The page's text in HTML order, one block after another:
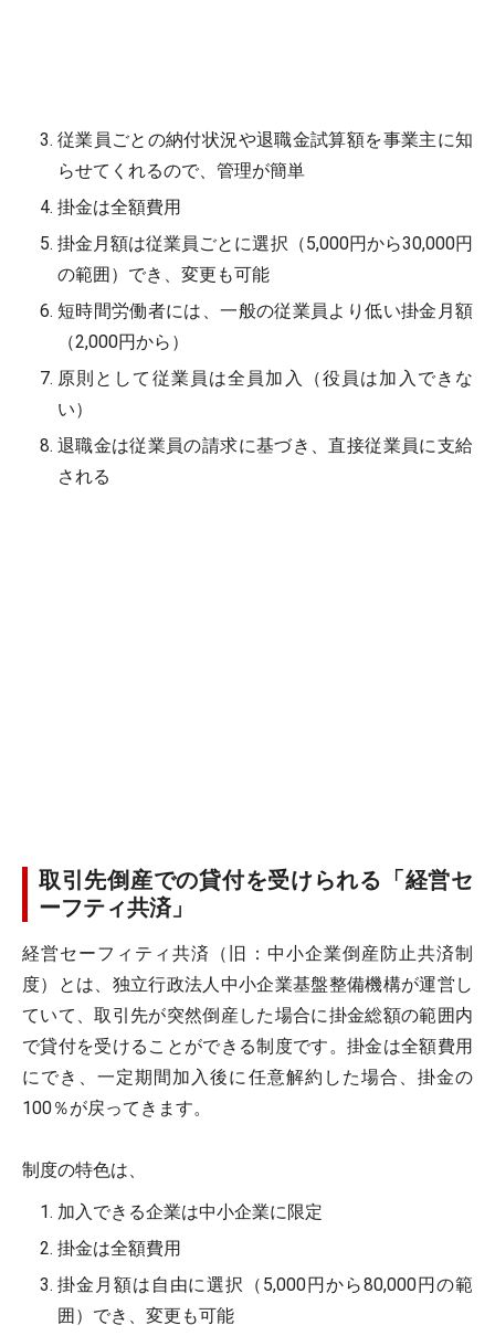
従業員ごとの納付状況や退職金試算額を事業主に知
らせてくれるので、管理が簡単
掛金は全額費用
掛金月額は従業員ごとに選択（5,000円から30,000円
の範囲）でき、変更も可能
短時間労働者には、一般の従業員より低い掛金月額
（2,000円から）
原則として従業員は全員加入（役員は加入できな
い）
退職金は従業員の請求に基づき、直接従業員に支給
される
取引先倒産での貸付を受けられる「経営セ
ーフティ共済」
経営セーフィティ共済（旧：中小企業倒産防止共済制
度）とは、独立行政法人中小企業基盤整備機構が運営し
ていて、取引先が突然倒産した場合に掛金総額の範囲内
で貸付を受けることができる制度です。掛金は全額費用
にでき、一定期間加入後に任意解約した場合、掛金の
100％が戻ってきます。
制度の特色は、
加入できる企業は中小企業に限定
掛金は全額費用
掛金月額は自由に選択（5,000円から80,000円の範
囲）でき、変更も可能